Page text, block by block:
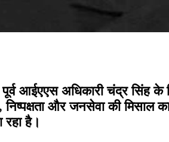
पूर्व आईएएस अधिकारी चंद्र
निष्पक्षता और जनसेवा की
है।